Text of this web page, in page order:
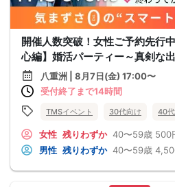
開催人数突破！女性ご予約先行
心編】婚活パーティー～真剣な
八重洲 | 8月7日(金) 17:00〜
受付終了まで14時間
TMSイベント 30代向け 40
女性 残りわずか 40〜59歳 500
男性 残りわずか 40〜59歳